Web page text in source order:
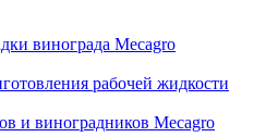
винограда Mecagro
рабочей жидкости
и виноградников Mecagro